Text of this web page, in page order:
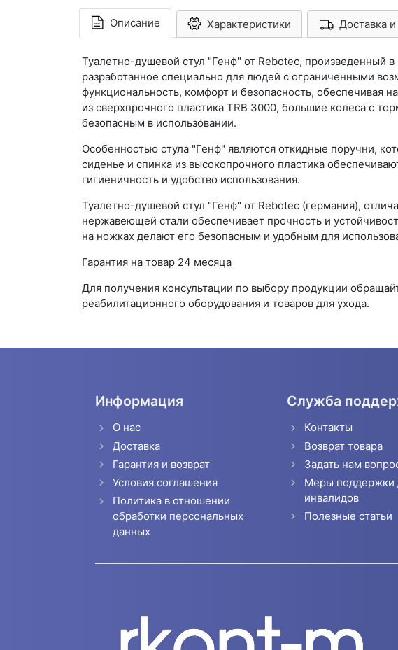
Описание Характеристики Арконт-Мед Доставка
Туалетно-душевой стул "Генф" от Rebotec, произведенный
разработанное специально для людей с ограниченными
функциональность, комфорт и безопасность, обеспечивая
из сверхпрочного пластика TRB 3000, большие колеса с
безопасным в использовании.
Особенностью стула "Генф" являются откидные поручни,
сиденье и спинка из высокопрочного пластика
гигиеничность и удобство использования.
Туалетно-душевой стул "Генф" от Rebotec (германия),
нержавеющей стали обеспечивает прочность и
на ножках делают его безопасным и удобным для
Гарантия на товар 24 месяца
Для получения консультации по выбору продукции
реабилитационного оборудования и товаров для ухода.
Информация
О нас
Доставка
Гарантия и возврат
Условия соглашения
Политика в отношении
обработки персональных
данных
Служба
Контакты
Возврат товара
Задать нам
Меры поддержки
инвалидов
Полезные статьи